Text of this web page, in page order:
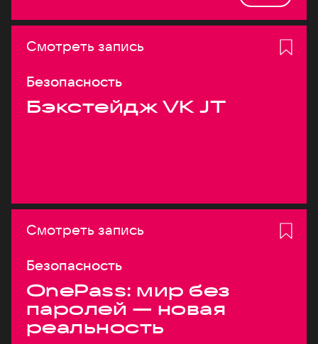
Смотреть запись
Безопасность
Бэкстейдж VK JT
Смотреть запись
Безопасность
OnePass: мир без
паролей — новая
реальность